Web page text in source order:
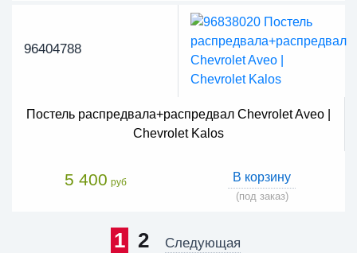
96404788
Постель распредвала+распредвал Chevrolet Aveo |
Chevrolet Kalos
5 400 руб В корзину
(под заказ)
1 2 Следующая